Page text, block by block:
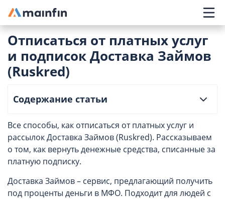
Главное меню
Отписаться от платных услуг
и подписок Доставка Займов
(Ruskred)
Содержание статьи
Все способы, как отписаться от платных услуг и
рассылок Доставка Займов (Ruskred). Рассказываем
о том, как вернуть денежные средства, списанные за
платную подписку.
Доставка Займов – сервис, предлагающий получить
под проценты деньги в МФО. Подходит для людей с